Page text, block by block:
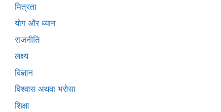
मित्रता
योग और ध्यान
राजनीति
लक्ष्य
विज्ञान
विश्वास अथवा भरोसा
शिक्षा